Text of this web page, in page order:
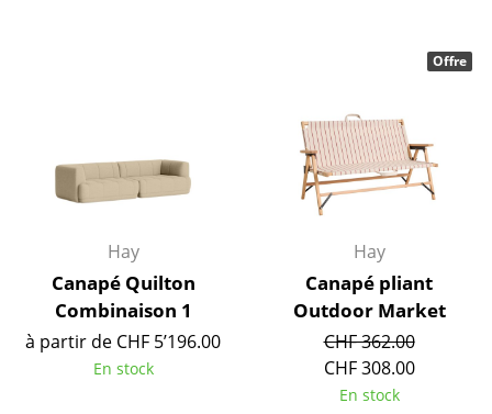
Tables de chevet et Accessoires de lit
Accessoires
Horloges
Miroirs
Hay
Canapé Quilton
Combinaison 1
à partir de CHF 5’196.00
En stock
Hay
Canapé pliant
Outdoor Market
CHF 362.00
CHF 308.00
En stock
Offre